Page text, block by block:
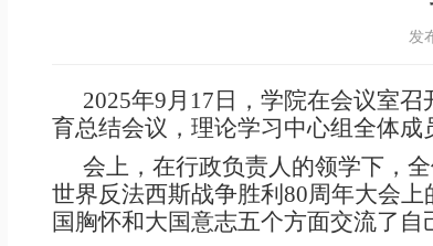
发
2025年9月17日，学院在会议室
育总结会议，理论学习中心组全体成
会上，在行政负责人的领学下，
世界反法西斯战争胜利80周年大会上
国胸怀和大国意志五个方面交流了自